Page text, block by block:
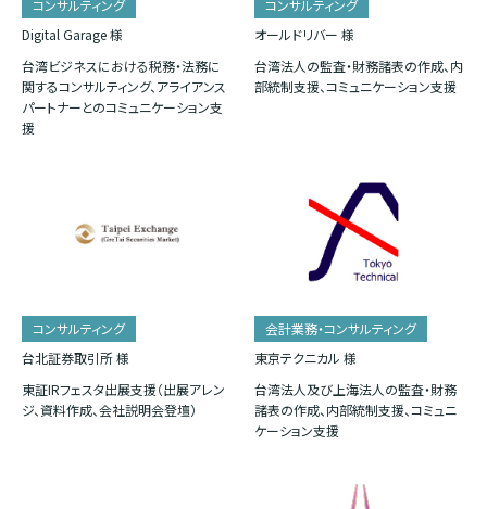
コンサルティング
Digital Garage 様
台湾ビジネスにおける税務・法務に
関するコンサルティング、アライアンス
パートナーとのコミュニケーション支
援
コンサルティング
オールドリバー 様
台湾法人の監査・財務諸表の作成、内
部統制支援、コミュニケーション支援
コンサルティング
台北証券取引所 様
東証IRフェスタ出展支援（出展アレン
ジ、資料作成、会社説明会登壇）
会計業務・コンサルティング
東京テクニカル 様
台湾法人及び上海法人の監査・財務
諸表の作成、内部統制支援、コミュニ
ケーション支援